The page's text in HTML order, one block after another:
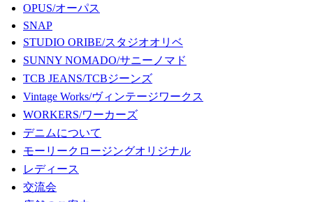
OPUS/オーパス
SNAP
STUDIO ORIBE/スタジオオリベ
SUNNY NOMADO/サニーノマド
TCB JEANS/TCBジーンズ
Vintage Works/ヴィンテージワークス
WORKERS/ワーカーズ
デニムについて
モーリークロージングオリジナル
レディース
交流会